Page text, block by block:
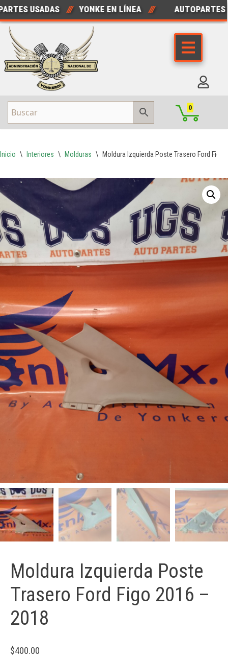
Saltar
al
contenido
USADAS /// YONKE EN LÍNEA /// AUTOPARTES
0
Inicio \ Interiores \ Molduras \ Moldura Izquierda Poste Trasero Ford Figo
Moldura Izquierda Poste
Trasero Ford Figo 2016 –
2018
$400.00